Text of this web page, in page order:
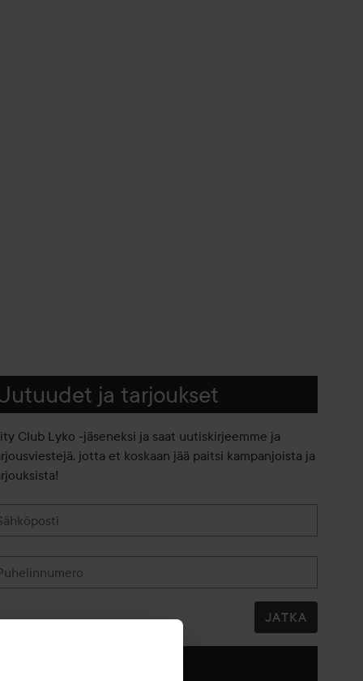
ja tarjoukset
Club Lyko -jäseneksi ja saat uutiskirjeemme ja
jotta et koskaan jää paitsi kampanjoista ja
JATKA